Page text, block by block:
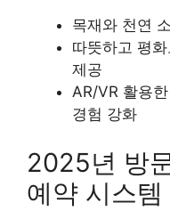
목재와 천연
따뜻하고 평
제공
AR/VR 활용
경험 강화
2025년 방
예약 시스템